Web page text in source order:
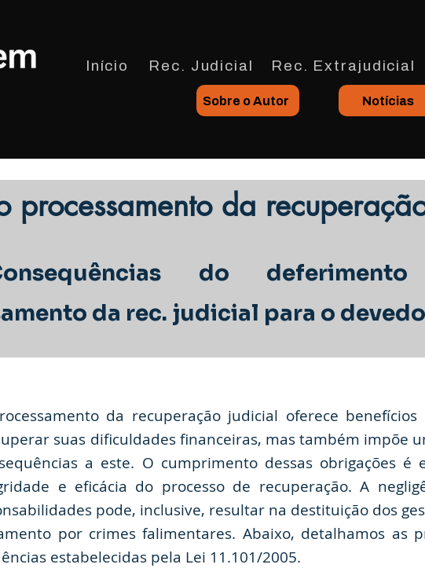
Início Rec. Judicial Rec. Extrajudicial
Sobre o Autor Notícias
processamento da
do
da rec. judicial para o
da recuperação judicial oferece benefícios
suas dificuldades financeiras, mas também impõe
a este. O cumprimento dessas obrigações é
e eficácia do processo de recuperação. A
pode, inclusive, resultar na destituição dos
por crimes falimentares. Abaixo, detalhamos as
estabelecidas pela Lei 11.101/2005.